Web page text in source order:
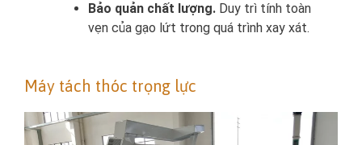
Bảo quản chất lượng. Duy trì tính toàn
vẹn của gạo lứt trong quá trình xay xát.
Máy tách thóc trọng lực